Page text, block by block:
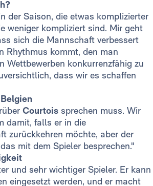
der Saison, die etwas komplizierter
weniger kompliziert sind. Mir geht
sich die Mannschaft verbessert
Rhythmus kommt, den man
Wettbewerben konkurrenzfähig zu
dass wir es schaffen
Courtois sprechen muss. Wir
damit, falls er in die
zurückkehren möchte, aber der
mit dem Spieler besprechen."
und sehr wichtiger Spieler. Er kann
eingesetzt werden, und er macht